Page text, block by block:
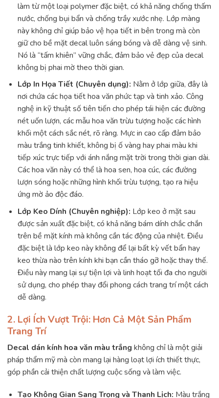
làm từ một loại polymer đặc biệt, có khả năng chống thấm
nước, chống bụi bẩn và chống trầy xước nhẹ. Lớp màng
này không chỉ giúp bảo vệ họa tiết in bên trong mà còn
giữ cho bề mặt decal luôn sáng bóng và dễ dàng vệ sinh.
Nó là “tấm khiên” vững chắc, đảm bảo vẻ đẹp của decal
không bị phai mờ theo thời gian.
Lớp In Họa Tiết (Chuyên dụng): Nằm ở lớp giữa, đây là
nơi chứa các họa tiết hoa văn phức tạp và tinh xảo. Công
nghệ in kỹ thuật số tiên tiến cho phép tái hiện các đường
nét uốn lượn, các mẫu hoa văn trừu tượng hoặc các hình
khối một cách sắc nét, rõ ràng. Mực in cao cấp đảm bảo
màu trắng tinh khiết, không bị ố vàng hay phai màu khi
tiếp xúc trực tiếp với ánh nắng mặt trời trong thời gian dài.
Các hoa văn này có thể là hoa sen, hoa cúc, các đường
lượn sóng hoặc những hình khối trừu tượng, tạo ra hiệu
ứng mờ ảo độc đáo.
Lớp Keo Dính (Chuyên nghiệp): Lớp keo ở mặt sau
được sản xuất đặc biệt, có khả năng bám dính chắc chắn
trên bề mặt kính mà không cần tác động của nhiệt. Điều
đặc biệt là lớp keo này không để lại bất kỳ vết bẩn hay
keo thừa nào trên kính khi bạn cần tháo gỡ hoặc thay thế.
Điều này mang lại sự tiện lợi và linh hoạt tối đa cho người
sử dụng, cho phép thay đổi phong cách trang trí một cách
dễ dàng.
2. Lợi Ích Vượt Trội: Hơn Cả Một Sản Phẩm
Trang Trí
Decal dán kính hoa văn màu trắng không chỉ là một giải
pháp thẩm mỹ mà còn mang lại hàng loạt lợi ích thiết thực,
góp phần cải thiện chất lượng cuộc sống và làm việc.
Tạo Không Gian Sang Trọng và Thanh Lịch: Màu trắng